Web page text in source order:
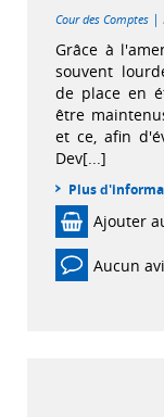
Cour des Comptes |
Grâce à
souvent
de place en
être
et ce, afin
Dev[...]
Plus
Ajouter
Aucun